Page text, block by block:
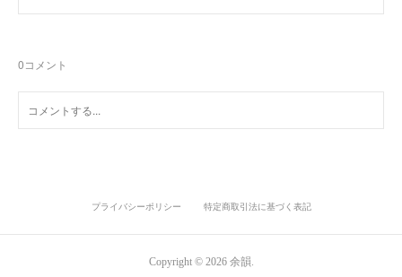
0コメント
プライバシーポリシー 特定商取引法に基づく表記
Copyright © 2026 余韻.